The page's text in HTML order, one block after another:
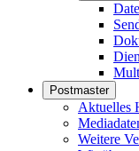
Postmaster
Aktuelles
Weitere